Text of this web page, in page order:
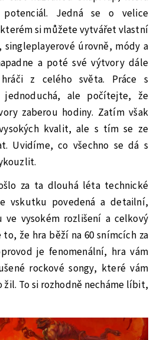
Jedná se o velice
si můžete vytvářet vlastní
úrovně, módy a
a poté své výtvory dále
z celého světa. Práce s
ale počítejte, že
zaberou hodiny. Zatím však
kvalit, ale s tím se ze
Uvidíme, co všechno se dá s
za ta dlouhá léta technické
vskutku povedená a detailní,
ve vysokém rozlišení a celkový
že hra běží na 60 snímcích za
je fenomenální, hra vám
rockové songy, které vám
To si rozhodně necháme líbit,